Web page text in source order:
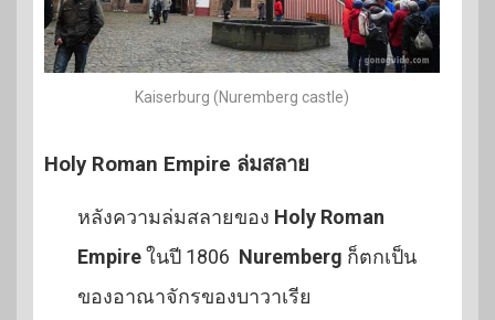
Kaiserburg (Nuremberg castle)
Holy Roman Empire ล่มสลาย
หลังความล่มสลายของ Holy Roman
Empireในปี 1806 Nuremberg ก็ตกเป็น
ของอาณาจักรของบาวาเรีย